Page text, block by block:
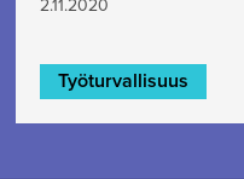
2.11.2020
Työturvallisuus